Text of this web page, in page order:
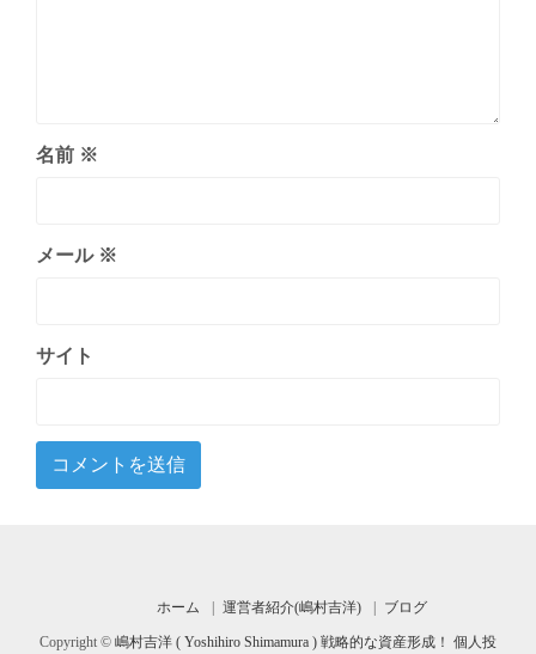
名前 ※
メール ※
サイト
ホーム 運営者紹介(嶋村吉洋) ブログ
Copyright © 嶋村吉洋 ( Yoshihiro Shimamura ) 戦略的な資産形成！ 個人投